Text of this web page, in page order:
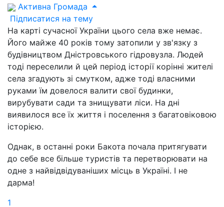
Активна Громада
Підписатися на тему
На карті сучасної України цього села вже немає.
Його майже 40 років тому затопили у зв'язку з
будівництвом Дністровського гідровузла. Людей
тоді переселили й цей період історії корінні жителі
села згадують зі смутком, адже тоді власними
руками їм довелося валити свої будинки,
вирубувати сади та знищувати ліси. На дні
виявилося все їх життя і поселення з багатовіковою
історією.
Однак, в останні роки Бакота почала притягувати
до себе все більше туристів та перетворювати на
одне з найвідвідуваніших місць в Україні. І не
дарма!
1